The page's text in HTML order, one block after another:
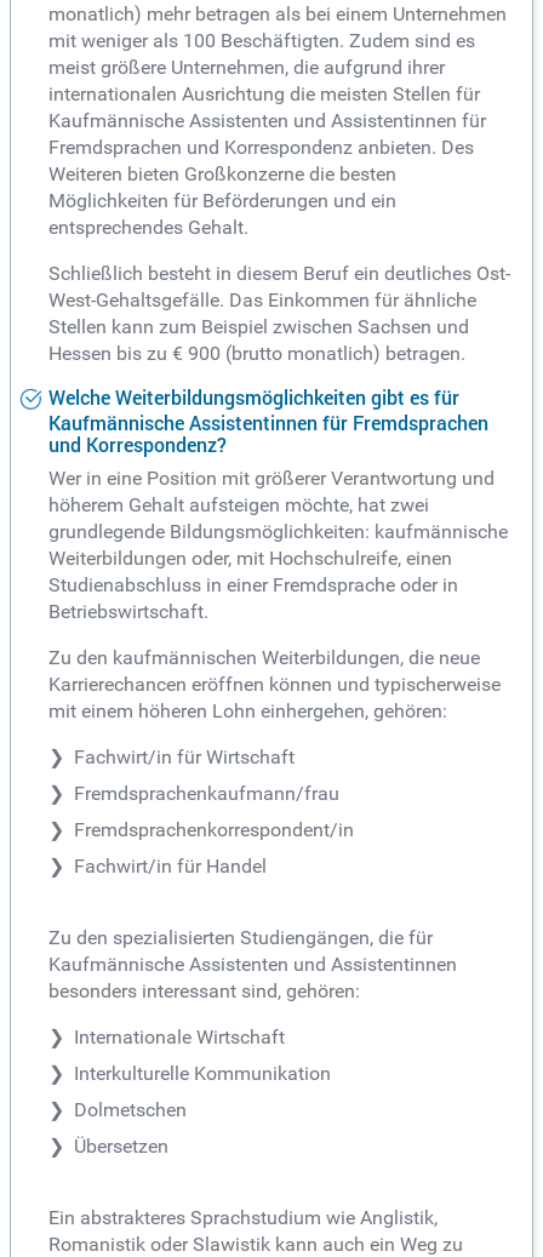
monatlich) mehr betragen als bei einem Unternehmen
mit weniger als 100 Beschäftigten. Zudem sind es
meist größere Unternehmen, die aufgrund ihrer
internationalen Ausrichtung die meisten Stellen für
Kaufmännische Assistenten und Assistentinnen für
Fremdsprachen und Korrespondenz anbieten. Des
Weiteren bieten Großkonzerne die besten
Möglichkeiten für Beförderungen und ein
entsprechendes Gehalt.
Schließlich besteht in diesem Beruf ein deutliches Ost-
West-Gehaltsgefälle. Das Einkommen für ähnliche
Stellen kann zum Beispiel zwischen Sachsen und
Hessen bis zu € 900 (brutto monatlich) betragen.
Welche Weiterbildungsmöglichkeiten gibt es für
Kaufmännische Assistentinnen für Fremdsprachen
und Korrespondenz?
Wer in eine Position mit größerer Verantwortung und
höherem Gehalt aufsteigen möchte, hat zwei
grundlegende Bildungsmöglichkeiten: kaufmännische
Weiterbildungen oder, mit Hochschulreife, einen
Studienabschluss in einer Fremdsprache oder in
Betriebswirtschaft.
Zu den kaufmännischen Weiterbildungen, die neue
Karrierechancen eröffnen können und typischerweise
mit einem höheren Lohn einhergehen, gehören:
Fachwirt/in für Wirtschaft
Fremdsprachenkaufmann/frau
Fremdsprachenkorrespondent/in
Fachwirt/in für Handel
Zu den spezialisierten Studiengängen, die für
Kaufmännische Assistenten und Assistentinnen
besonders interessant sind, gehören:
Internationale Wirtschaft
Interkulturelle Kommunikation
Dolmetschen
Übersetzen
Ein abstrakteres Sprachstudium wie Anglistik,
Romanistik oder Slawistik kann auch ein Weg zu